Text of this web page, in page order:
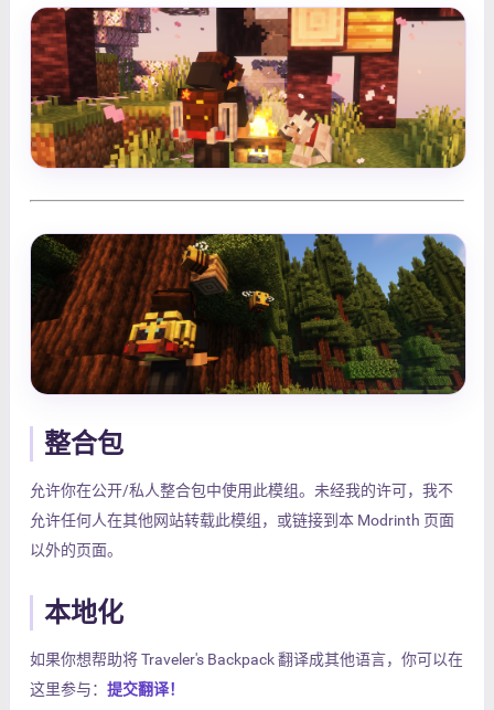
整合包
允许你在公开/私人整合包中使用此模组。未经我的许可，我不
允许任何人在其他网站转载此模组，或链接到本 Modrinth 页面
以外的页面。
本地化
如果你想帮助将 Traveler's Backpack 翻译成其他语言，你可以在
这里参与： 提交翻译！